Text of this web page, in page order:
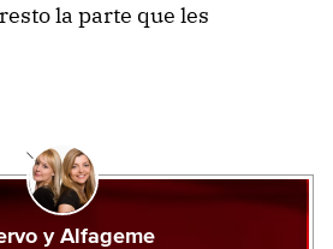
la parte que les
y Alfageme